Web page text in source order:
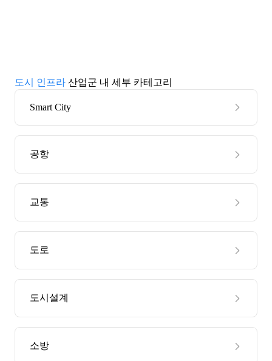
도시 인프라 산업군 내 세부 카테고리
Smart City
공항
교통
도로
도시설계
소방